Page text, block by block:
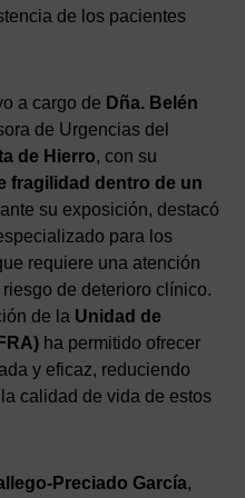
de los pacientes
a cargo de Dña. Belén
de Urgencias del
de Hierro, con su
fragilidad dentro de un
su exposición, destacó
para los
requiere una atención
de deterioro clínico.
de la Unidad de
ha permitido ofrecer
y eficaz, reduciendo
calidad de vida de estos
Preciado García,